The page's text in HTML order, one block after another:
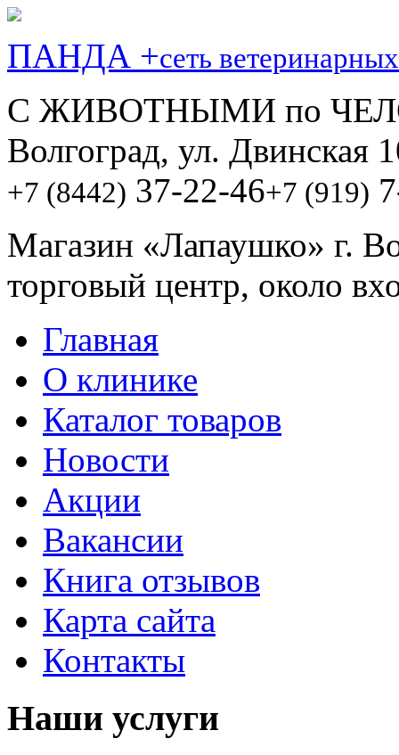
ПАНДА +сеть
С ЖИВОТНЫМИ по
Волгоград, ул. Двинская
+7 (8442) 37-22-46+7 (919)
Магазин «Лапаушко» г.
торговый центр, около
Главная
О клинике
Каталог товаров
Новости
Акции
Вакансии
Книга отзывов
Карта сайта
Контакты
Наши услуги